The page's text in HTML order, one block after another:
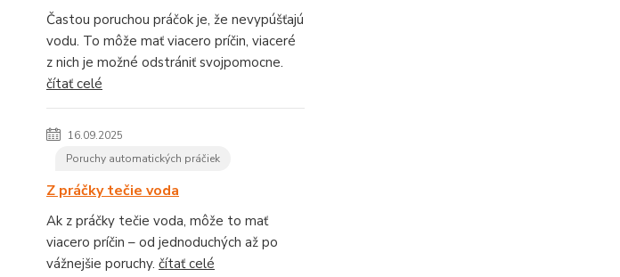
Častou poruchou práčok je, že nevypúšťajú
vodu. To môže mať viacero príčin, viaceré
z nich je možné odstrániť svojpomocne.
čítať celé
16.09.2025
Poruchy automatických práčiek
Z práčky tečie voda
Ak z práčky tečie voda, môže to mať
viacero príčin – od jednoduchých až po
vážnejšie poruchy. čítať celé